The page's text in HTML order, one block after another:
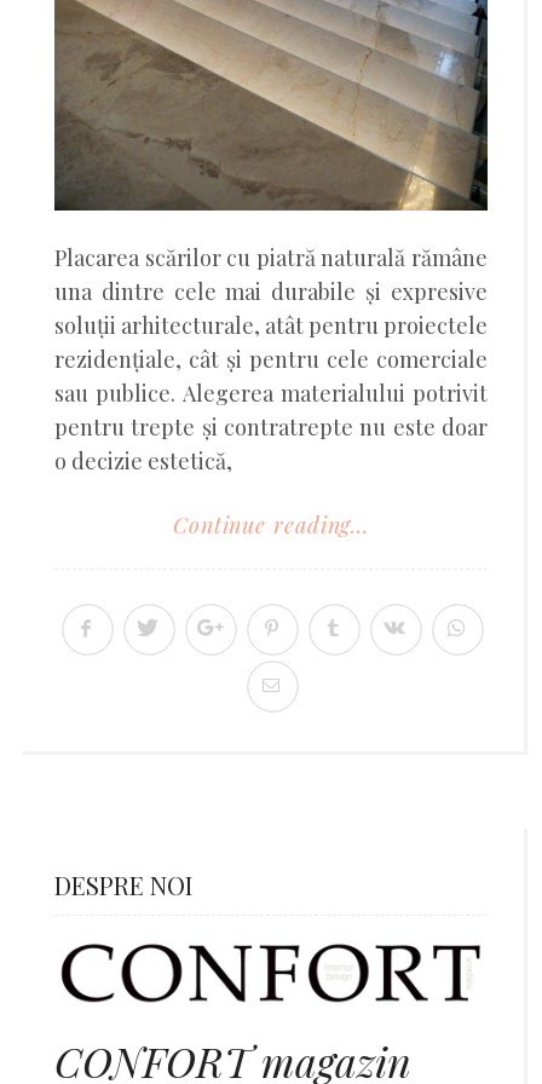
Placarea scărilor cu piatră naturală rămâne
una dintre cele mai durabile și expresive
soluții arhitecturale, atât pentru proiectele
rezidențiale, cât și pentru cele comerciale
sau publice. Alegerea materialului potrivit
pentru trepte și contratrepte nu este doar
o decizie estetică,
Continue reading...
DESPRE NOI
CONFORT magazin